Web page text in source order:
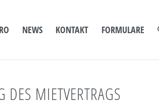
NEWS KONTAKT FORMULARE
DES MIETVERTRAGS